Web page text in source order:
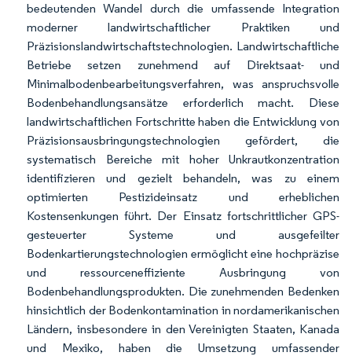
bedeutenden Wandel durch die umfassende Integration
moderner landwirtschaftlicher Praktiken und
Präzisionslandwirtschaftstechnologien. Landwirtschaftliche
Betriebe setzen zunehmend auf Direktsaat- und
Minimalbodenbearbeitungsverfahren, was anspruchsvolle
Bodenbehandlungsansätze erforderlich macht. Diese
landwirtschaftlichen Fortschritte haben die Entwicklung von
Präzisionsausbringungstechnologien gefördert, die
systematisch Bereiche mit hoher Unkrautkonzentration
identifizieren und gezielt behandeln, was zu einem
optimierten Pestizideinsatz und erheblichen
Kostensenkungen führt. Der Einsatz fortschrittlicher GPS-
gesteuerter Systeme und ausgefeilter
Bodenkartierungstechnologien ermöglicht eine hochpräzise
und ressourceneffiziente Ausbringung von
Bodenbehandlungsprodukten. Die zunehmenden Bedenken
hinsichtlich der Bodenkontamination in nordamerikanischen
Ländern, insbesondere in den Vereinigten Staaten, Kanada
und Mexiko, haben die Umsetzung umfassender